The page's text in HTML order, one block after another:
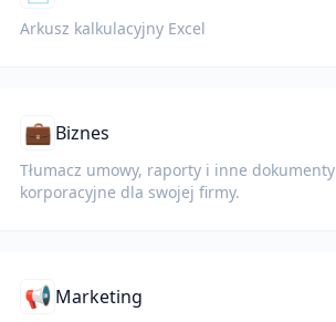
Arkusz kalkulacyjny Excel
💼 Biznes
Tłumacz umowy, raporty i inne dokumenty
korporacyjne dla swojej firmy.
📢 Marketing